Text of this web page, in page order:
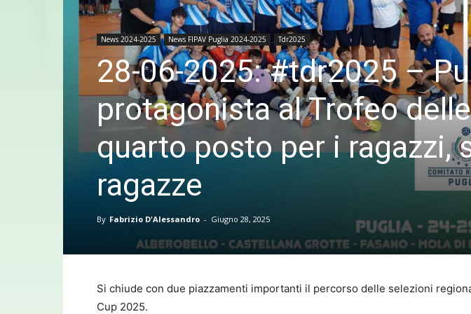
News 2024-2025 News FIPAV Puglia 2024-2025 Tdr2025
28-06-2025: #tdr2025 –
protagonista al Trofeo
quarto posto per i ragazzi,
ragazze
By Fabrizio D'Alessandro - Giugno 28, 2025
Si chiude con due piazzamenti importanti il percorso delle selezioni
Cup 2025.